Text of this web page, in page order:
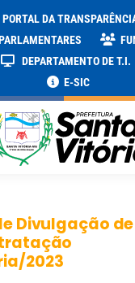
PORTAL DA
DEPARTAMENTO DE T.I.
E-SIC
Divulgação
2023